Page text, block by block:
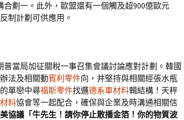
合劃一。此外，歐盟還有一個觸及超900億歐元
制計劃可供應用。
普當局加征關稅一事召集會議討論應對計劃。韓國
法及相關動賓利零件向，并堅持與相關經張水瓶
單戀中尋福斯零件找邏德系車材料輯結構！天秤
料協會等一起配合，確保與企業及時溝通相關信
協議「牛先生！請你停止散播金箔！你的物質波